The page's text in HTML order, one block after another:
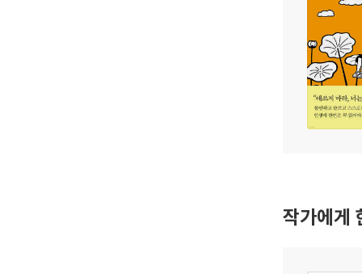
작가에게